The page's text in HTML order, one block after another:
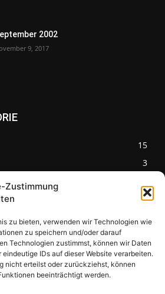
Zustimmung
zu bieten, verwenden wir Technologien wie
zu speichern und/oder darauf
Technologien zustimmst, können wir Daten
IDs auf dieser Website verarbeiten.
nicht erteilst oder zurückziehst, können
beeinträchtigt werden.
2002
9, 2017
15
3
Pilzseite
Seltene Pilze aus
Mainfranken und
Deutschland